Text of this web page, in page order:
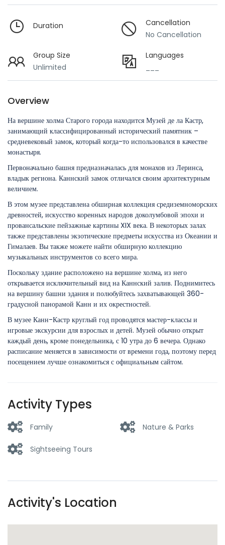
Duration
Cancellation
No Cancellation
Group Size
Unlimited
Languages
Overview
На вершине холма Старого города находится Музей де ла Кастр,
занимающий классифицированный исторический памятник –
средневековый замок, который когда-то использовался в качестве
монастыря.
Первоначально башня предназначалась для монахов из Леринса,
владык региона. Каннский замок отличался своим архитектурным
величием.
В этом музее представлена обширная коллекция средиземноморских
древностей, искусство коренных народов доколумбовой эпохи и
провансальские пейзажные картины XIX века. В некоторых залах
также представлены экзотические предметы искусства из Океании и
Гималаев. Вы также можете найти обширную коллекцию
музыкальных инструментов со всего мира.
Поскольку здание расположено на вершине холма, из него
открывается исключительный вид на Каннский залив. Поднимитесь
на вершину башни здания и полюбуйтесь захватывающей 360-
градусной панорамой Канн и их окрестностей.
В музее Канн-Кастр круглый год проводятся мастер-классы и
игровые экскурсии для взрослых и детей. Музей обычно открыт
каждый день, кроме понедельника, с 10 утра до 6 вечера. Однако
расписание меняется в зависимости от времени года, поэтому перед
посещением лучше ознакомиться с официальным сайтом.
Activity Types
Family Nature & Parks
Sightseeing Tours
Activity's Location